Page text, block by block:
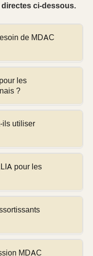
ci-dessous.
de MDAC
de Malaisie (MDAC)
de passeports
Il n'y a pas
Le MDAC est
et terrestre.
les
?
d'exemption de visa
reçoivent un
affaires ou le
ils utiliser
japonais sont
KLIA à KLIA et
passer
— mais ils
QR MDAC valide,
pour les
la voieeGate /
biométrique
MDAC, puis
biométrique
toutes les
japonais. Le portail
MDAC